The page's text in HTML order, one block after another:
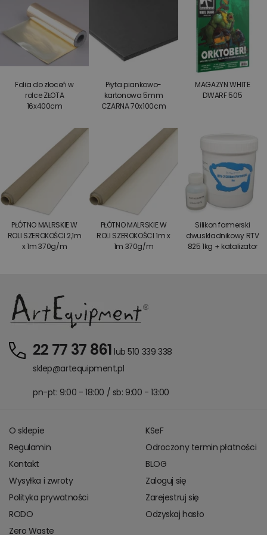
Folia do złoceń w
rolce ZŁOTA
16x400cm
Płyta piankowo-
kartonowa 5mm
CZARNA 70x100cm
MAGAZYN WHITE
DWARF 505
PŁÓTNO MALRSKIE W
ROLI SZEROKOŚCI 2,1m
x 1m 370g/m
PŁÓTNO MALRSKIE W
ROLI SZEROKOŚCI 1m x
1m 370g/m
Silikon formerski
dwuskładnikowy RTV
825 1kg + katalizator
22 77 37 861 lub 510 339 338
sklep@artequipment.pl
pn-pt: 9:00 - 18:00 / sb: 9:00 - 13:00
O sklepie
Regulamin
Kontakt
Wysyłka i zwroty
Polityka prywatności
RODO
Zero Waste
KSeF
Odroczony termin płatności
BLOG
Zaloguj się
Zarejestruj się
Odzyskaj hasło